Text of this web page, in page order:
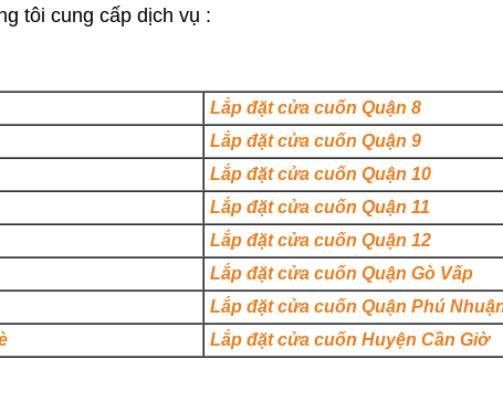
tôi cung cấp dịch vụ :
Lắp đặt cửa cuốn Quận 8
Lắp đặt cửa cuốn Quận 9
Lắp đặt cửa cuốn Quận 10
Lắp đặt cửa cuốn Quận 11
Lắp đặt cửa cuốn Quận 12
Lắp đặt cửa cuốn Quận Gò Vấp
Lắp đặt cửa cuốn Quận Phú
Lắp đặt cửa cuốn Huyện Cần Giờ